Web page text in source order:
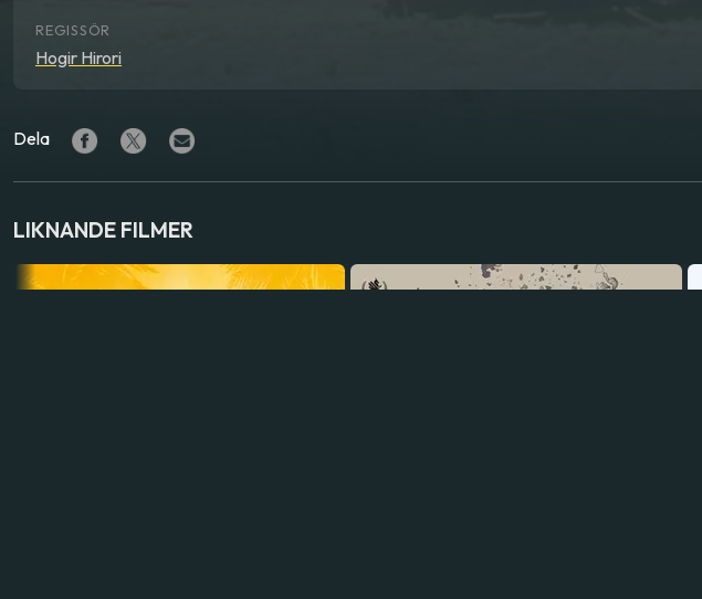
REGISSÖR
Hogir Hirori
Dela
LIKNANDE FILMER